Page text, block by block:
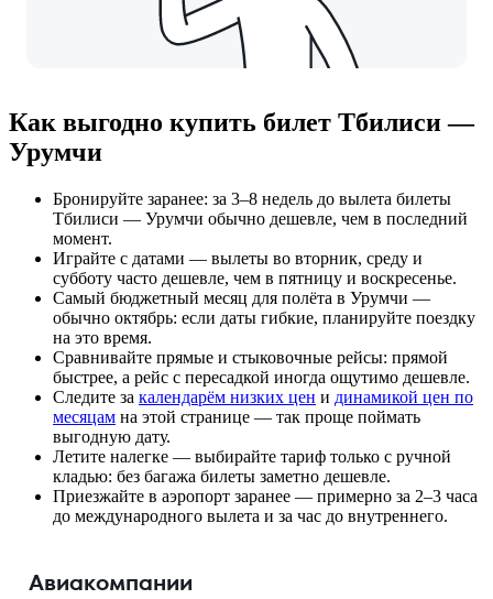
Как выгодно купить билет Тбилиси —
Урумчи
Бронируйте заранее: за 3–8 недель до вылета билеты
Тбилиси — Урумчи обычно дешевле, чем в последний
момент.
Играйте с датами — вылеты во вторник, среду и
субботу часто дешевле, чем в пятницу и воскресенье.
Самый бюджетный месяц для полёта в Урумчи —
обычно октябрь: если даты гибкие, планируйте поездку
на это время.
Сравнивайте прямые и стыковочные рейсы: прямой
быстрее, а рейс с пересадкой иногда ощутимо дешевле.
Следите за календарём низких цен и динамикой цен по
месяцам на этой странице — так проще поймать
выгодную дату.
Летите налегке — выбирайте тариф только с ручной
кладью: без багажа билеты заметно дешевле.
Приезжайте в аэропорт заранее — примерно за 2–3 часа
до международного вылета и за час до внутреннего.
Авиакомпании